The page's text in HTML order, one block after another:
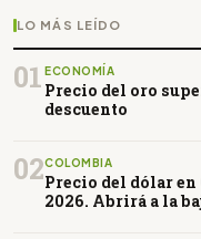
LO MÁS LEÍDO
01 ECONOMÍA
Precio del oro
descuento
02COLOMBIA
Precio del dólar en
2026. Abrirá a la